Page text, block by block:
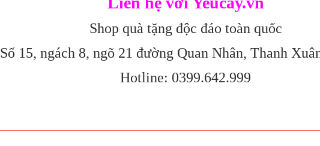
Shop quà tặng độc đáo toàn quốc
Số 15, ngách 8, ngõ 21 đường Quan Nhân, Thanh
Hotline: 0399.642.999